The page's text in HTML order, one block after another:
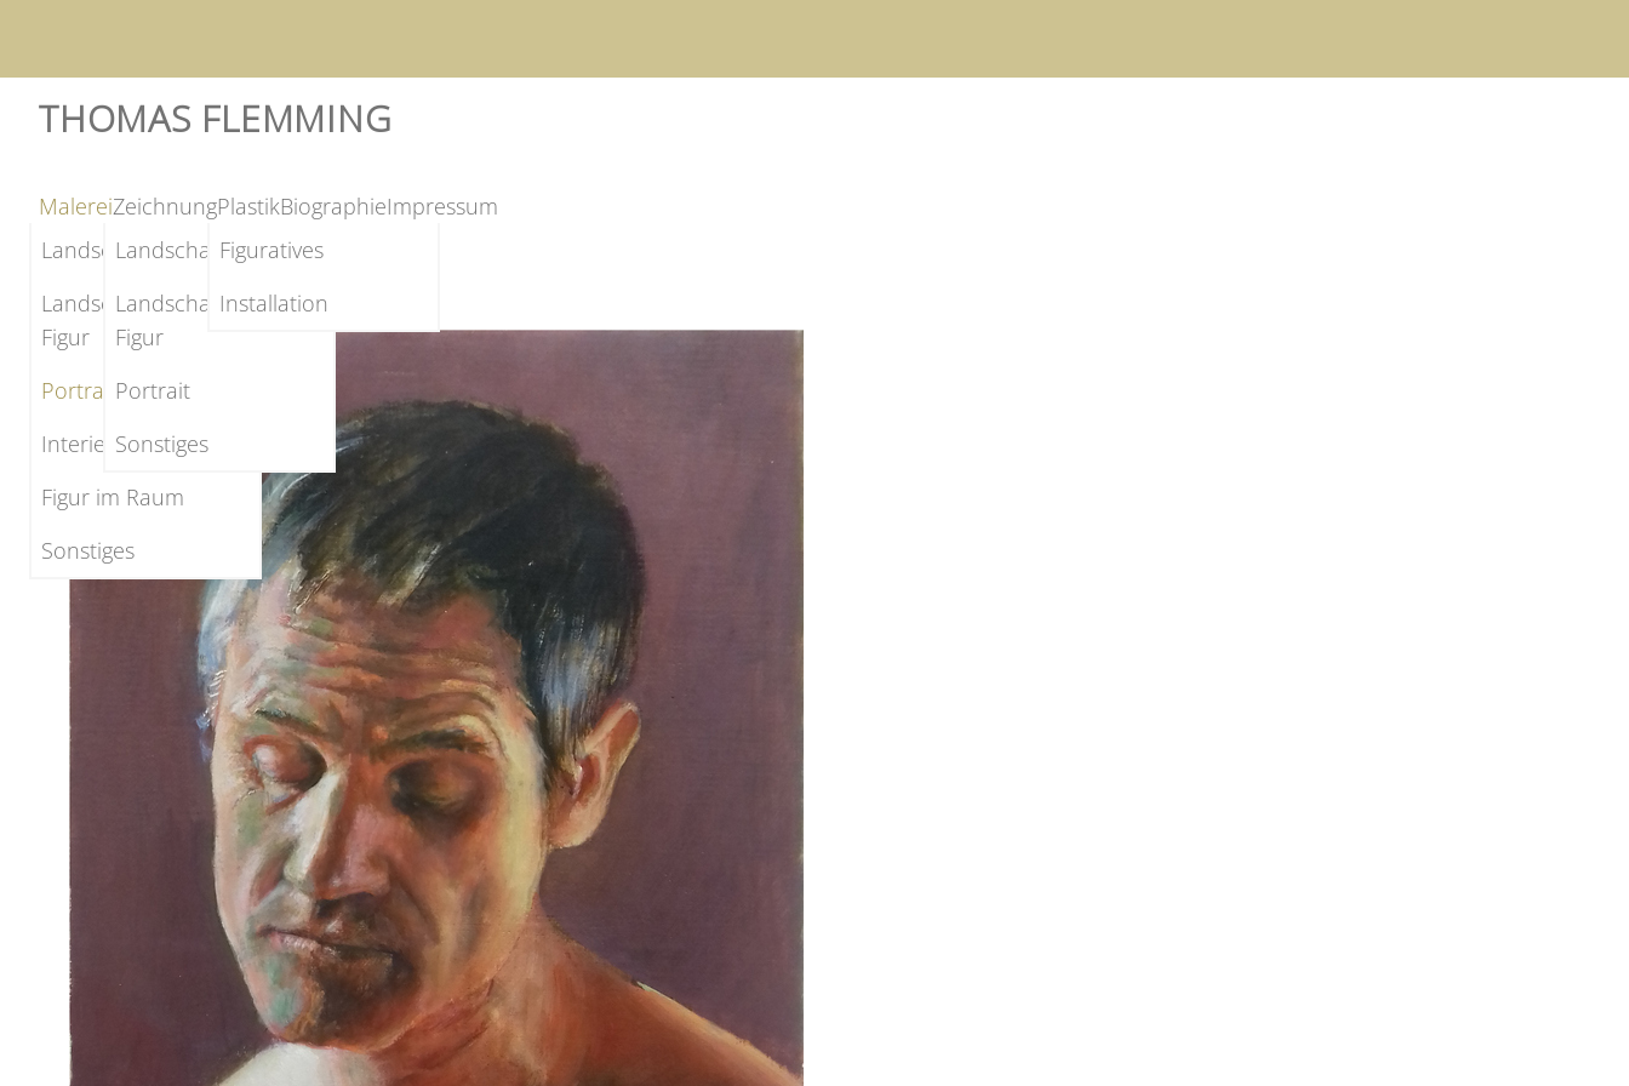
THOMAS FLEMMING
Malerei
Landschaft
Landschaft und
Figur
Portrait
Interieur
Figur im Raum
Sonstiges
Zeichnung
Landschaft
Landschaft und
Figur
Portrait
Sonstiges
Plastik
Figuratives
Installation
BiographieImpressum